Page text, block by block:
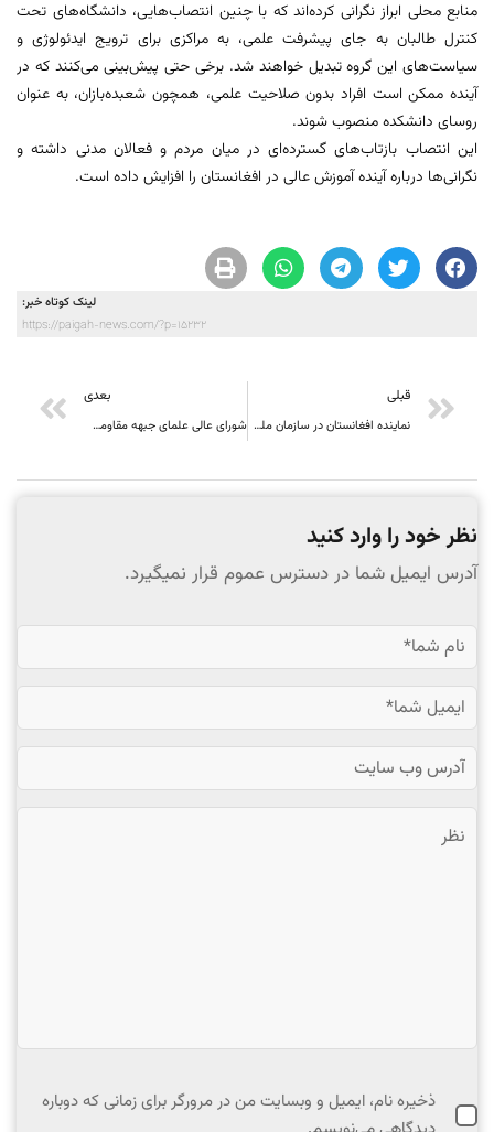
منابع محلی ابراز نگرانی کرده‌اند که با چنین انتصاب‌هایی، دانشگاه‌های تحت
کنترل طالبان به جای پیشرفت علمی، به مراکزی برای ترویج ایدئولوژی و
سیاست‌های این گروه تبدیل خواهند شد. برخی حتی پیش‌بینی می‌کنند که در
آینده ممکن است افراد بدون صلاحیت علمی، همچون شعبده‌بازان، به عنوان
روسای دانشکده منصوب شوند.
این انتصاب بازتاب‌های گسترده‌ای در میان مردم و فعالان مدنی داشته و
نگرانی‌ها درباره آینده آموزش عالی در افغانستان را افزایش داده است.
لینک کوتاه خبر:
https://paigah-news.com/?p=15232
قبلی
نماینده افغانستان در سازمان ملل: جامعه جهانی باید برای توقف زن‌ستیزی طالبان اقدام عملی کند
بعدی
شورای عالی علمای جبهه مقاومت ملی: مولوی محمد موسی نماد ایستادگی و مقاومت در برابر ظلم بود
نظر خود را وارد کنید
آدرس ایمیل شما در دسترس عموم قرار نمیگیرد.
ذخیره نام، ایمیل و وبسایت من در مرورگر برای زمانی که دوباره